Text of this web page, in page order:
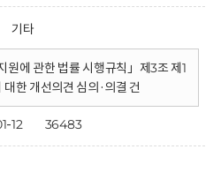
기타
원에 관한 법률 시행규칙」제3조 제1
한 개선의견 심의·의결 건
12 36483